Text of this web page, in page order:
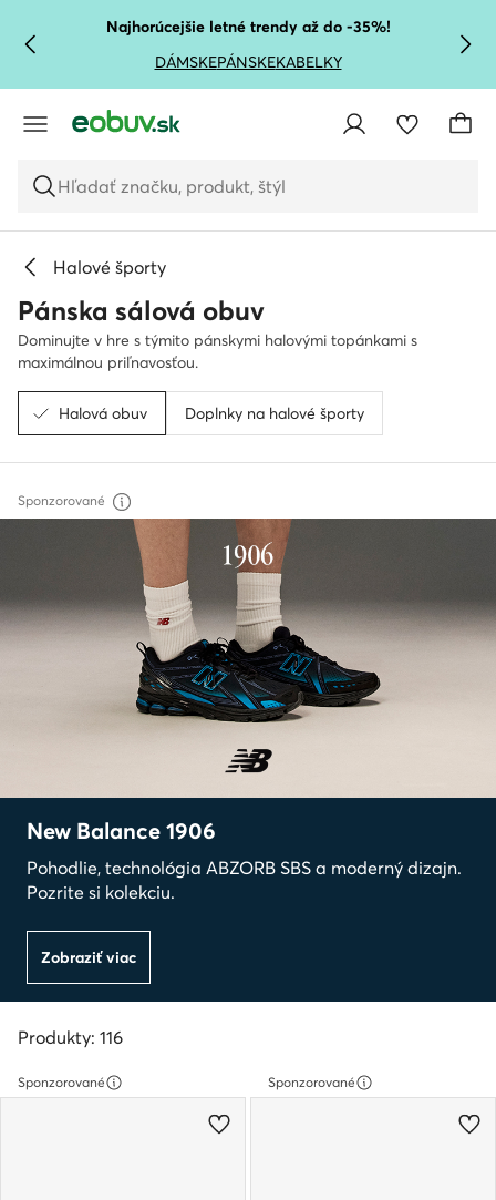
PREJSŤ NA HLAVNÝ OBSAH
PREJSŤ NA VYHĽADÁVANIE
Najhorúcejšie letné trendy až do -35%!
DÁMSKEPÁNSKEKABELKY
Hľadať značku, produkt, štýl
Halové športy
Pánska sálová obuv
Dominujte v hre s týmito pánskymi halovými topánkami s
maximálnou priľnavosťou.
Halová obuv Doplnky na halové športy
Sponzorované
New Balance 1906
Pohodlie, technológia ABZORB SBS a moderný dizajn.
Pozrite si kolekciu.
Zobraziť viac
Produkty: 116
Sponzorované Sponzorované